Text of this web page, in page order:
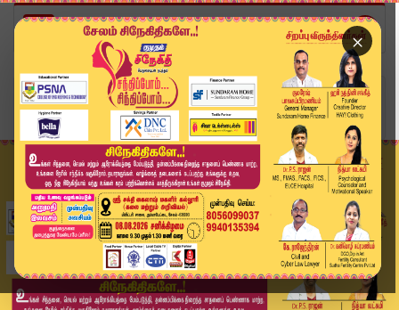
×
Home
வீடியோ ஸ்டோரி
நீதாம்லே.. ட்ரைவரு..! | Lorry Accident | Kumud...